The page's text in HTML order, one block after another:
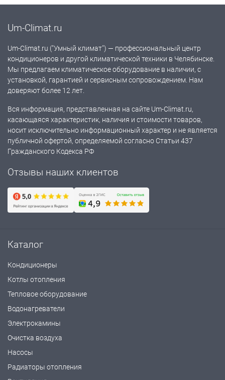
Um-Climat.ru
Um-Climat.ru ("Умный климат") — профессиональный центр
кондиционеров и другой климатической техники в Челябинске.
Мы предлагаем климатическое оборудование в наличии, с
установкой, гарантией и сервисным сопровождением. Нам
доверяют более 12 лет.
Вся информация, представленная на сайте Um-Climat.ru,
касающаяся характеристик, наличия и стоимости товаров,
носит исключительно информационный характер и не является
публичной офертой, определяемой согласно Статьи 437
Гражданского Кодекса РФ
Отзывы наших клиентов
Каталог
Кондиционеры
Котлы отопления
Тепловое оборудование
Водонагреватели
Электрокамины
Очистка воздуха
Насосы
Радиаторы отопления